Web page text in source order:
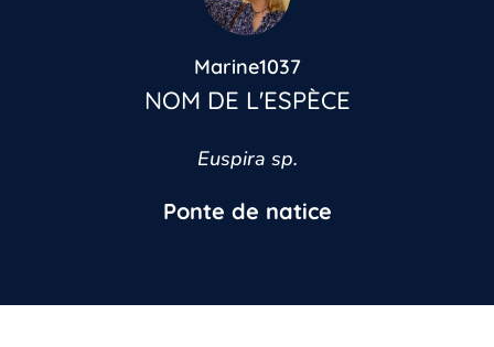
Marine1037
NOM DE L'ESPÈCE
Euspira sp.
Ponte de natice
Vous n’êtes pas encore inscrit à Biolit ?
Inscrivez-vous dès maintenant